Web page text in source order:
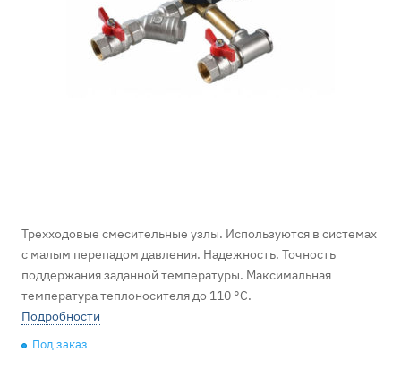
Трехходовые смесительные узлы. Используются в системах
с малым перепадом давления. Надежность. Точность
поддержания заданной температуры. Максимальная
температура теплоносителя до 110 °С.
Подробности
Под заказ